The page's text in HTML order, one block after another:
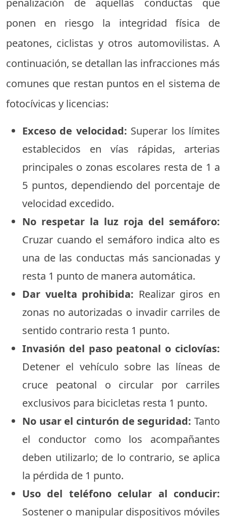
penalización de aquellas conductas que
ponen en riesgo la integridad física de
peatones, ciclistas y otros automovilistas. A
continuación, se detallan las infracciones más
comunes que restan puntos en el sistema de
fotocívicas y licencias:
Exceso de velocidad: Superar los límites
establecidos en vías rápidas, arterias
principales o zonas escolares resta de 1 a
5 puntos, dependiendo del porcentaje de
velocidad excedido.
No respetar la luz roja del semáforo:
Cruzar cuando el semáforo indica alto es
una de las conductas más sancionadas y
resta 1 punto de manera automática.
Dar vuelta prohibida: Realizar giros en
zonas no autorizadas o invadir carriles de
sentido contrario resta 1 punto.
Invasión del paso peatonal o ciclovías:
Detener el vehículo sobre las líneas de
cruce peatonal o circular por carriles
exclusivos para bicicletas resta 1 punto.
No usar el cinturón de seguridad: Tanto
el conductor como los acompañantes
deben utilizarlo; de lo contrario, se aplica
la pérdida de 1 punto.
Uso del teléfono celular al conducir:
Sostener o manipular dispositivos móviles